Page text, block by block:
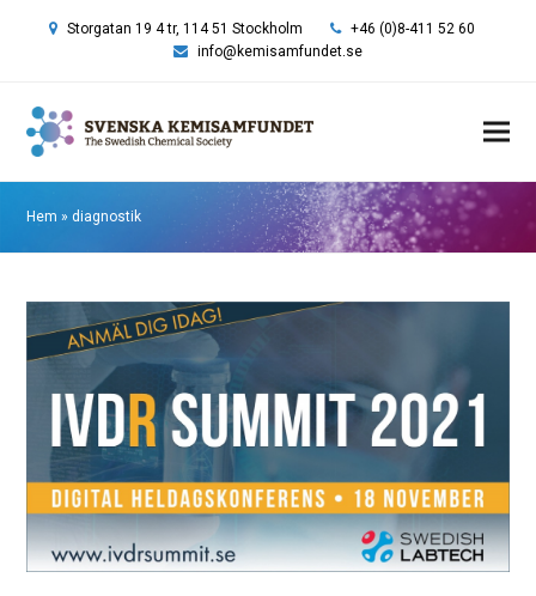
Storgatan 19 4 tr, 114 51 Stockholm
+46 (0)8-411 52 60
info@kemisamfundet.se
Hem » diagnostik